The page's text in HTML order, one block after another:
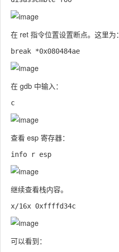
在 ret 指令位置设置断点。这里为：
在 gdb 中输入：
查看 esp 寄存器：
继续查看栈内容。
可以看到：